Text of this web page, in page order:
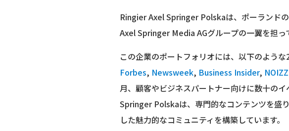
Ringier Axel Springer Polskaは、ポーランド
Axel Springer Media AGグループの一翼を担っ
この企業のポートフォリオには、以下のよう
Forbes, Newsweek, Business Insider, NOIZZ
月、顧客やビジネスパートナー向けに数十の
Springer Polskaは、専門的なコンテンツを盛
した魅力的なコミュニティを構築しています。